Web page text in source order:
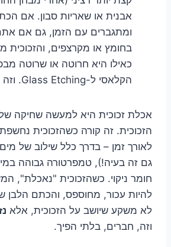
אבנית או שאריות סבון. אם
ומתגברים עם הזמן, גם אם
בחומץ או מקרצפים, והזכוכית
כאילו היא חרוטה או שרוטה
הקלאסי ל-Glass Etching. וזה רע. מאוד רע.
אכלת זכוכית היא למעשה שחיקה
הזכוכית. זה קורה כשהזכוכית
לאורך זמן – בדרך כלל שילוב של
גם זה בעיה!), טמפרטורה גבוהה
חומר ניקוי. כשהזכוכית "נאכלת",
להיות עכור, מחוספס, והכתם הלבן
לא משקע שיושב על הזכוכית, אלא
וזה, חברים, בלתי הפיך.